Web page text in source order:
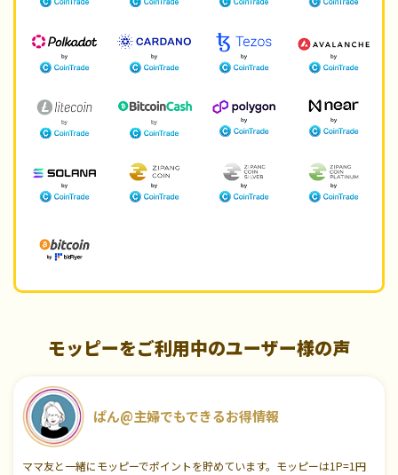
モッピーをご利用中のユーザー様の声
ぱん@主婦でもできるお得情報
ママ友と一緒にモッピーでポイントを貯めています。モッピーは1P=1円